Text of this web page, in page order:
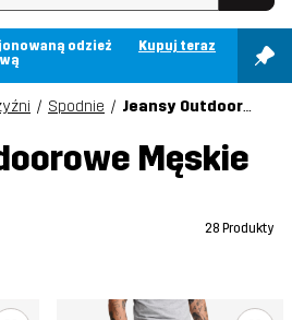
odzież
Kupuj teraz
Spodnie Jeansy Outdoorowe
Męskie
28 Produkty